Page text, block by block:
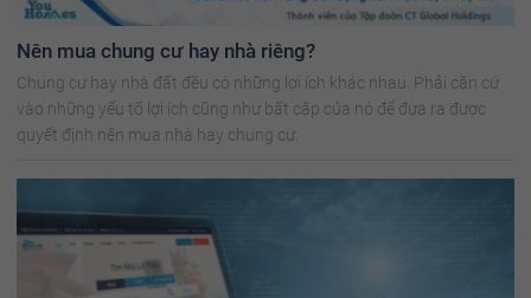
Nên mua chung cư hay nhà riêng?
Chung cư hay nhà đất đều có những lợi ích khác nhau. Phải căn cứ
vào những yếu tố lợi ích cũng như bất cập của nó để đưa ra được
quyết định nên mua nhà hay chung cư.